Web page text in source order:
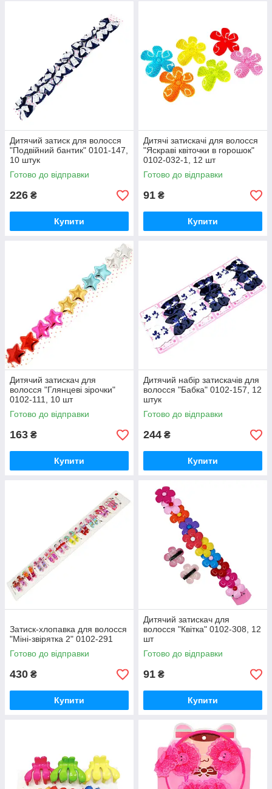
Дитячий затиск для волосся
"Подвійний бантик" 0101-147,
10 штук
Готово до відправки
226 ₴
Купити
Дитячі затискачі для волосся
"Яскраві квіточки в горошок"
0102-032-1, 12 шт
Готово до відправки
91 ₴
Купити
Дитячий затискач для
волосся "Глянцеві зірочки"
0102-111, 10 шт
Готово до відправки
163 ₴
Купити
Дитячий набір затискачів для
волосся "Бабка" 0102-157, 12
штук
Готово до відправки
244 ₴
Купити
Затиск-хлопавка для волосся
"Міні-звірятка 2" 0102-291
Готово до відправки
430 ₴
Купити
Дитячий затискач для
волосся "Квітка" 0102-308, 12
шт
Готово до відправки
91 ₴
Купити